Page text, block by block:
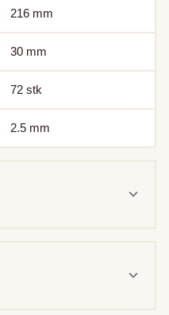
216 mm
30 mm
72 stk
2.5 mm